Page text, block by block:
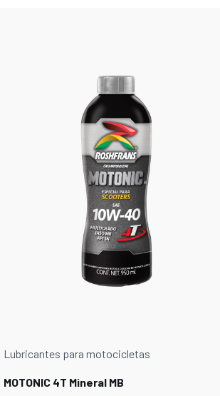
Lubricantes para motocicletas
MOTONIC 4T Mineral MB